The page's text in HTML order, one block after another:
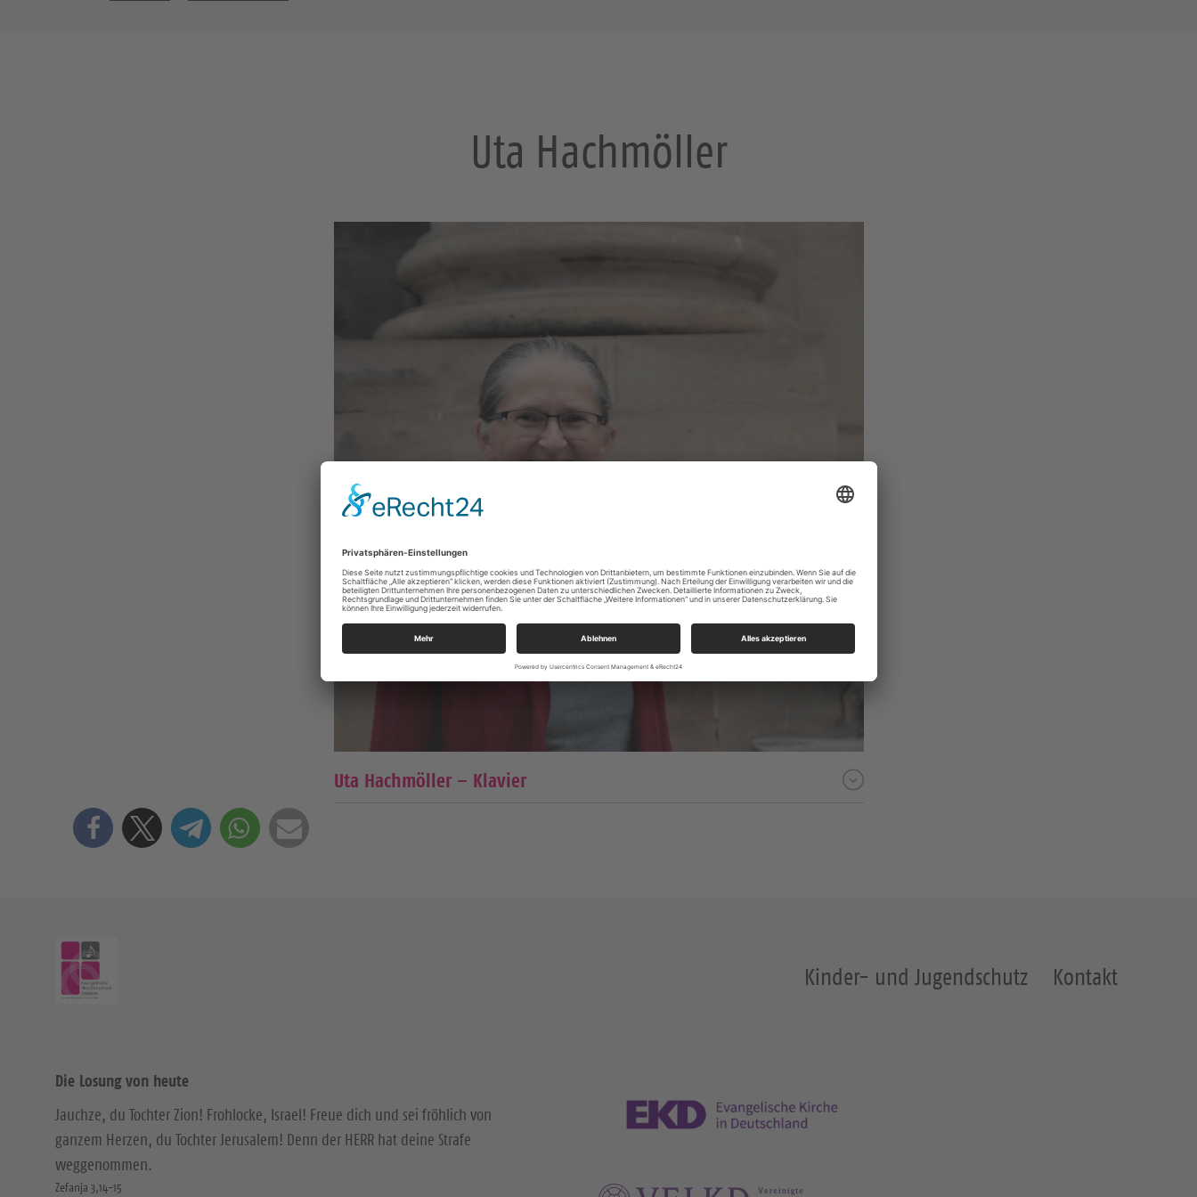
Uta Hachmöller
Uta Hachmöller – Klavier
Kinder- und Jugendschutz Kontakt
Die Losung von heute
Jauchze, du Tochter Zion! Frohlocke, Israel! Freue dich und sei fröhlich von
ganzem Herzen, du Tochter Jerusalem! Denn der HERR hat deine Strafe
weggenommen.
Zefanja 3,14-15